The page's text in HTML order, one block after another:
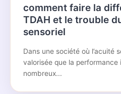
comment faire la
TDAH et le trouble
sensoriel
Dans une société où l’acuité
valorisée que la performance
nombreux...